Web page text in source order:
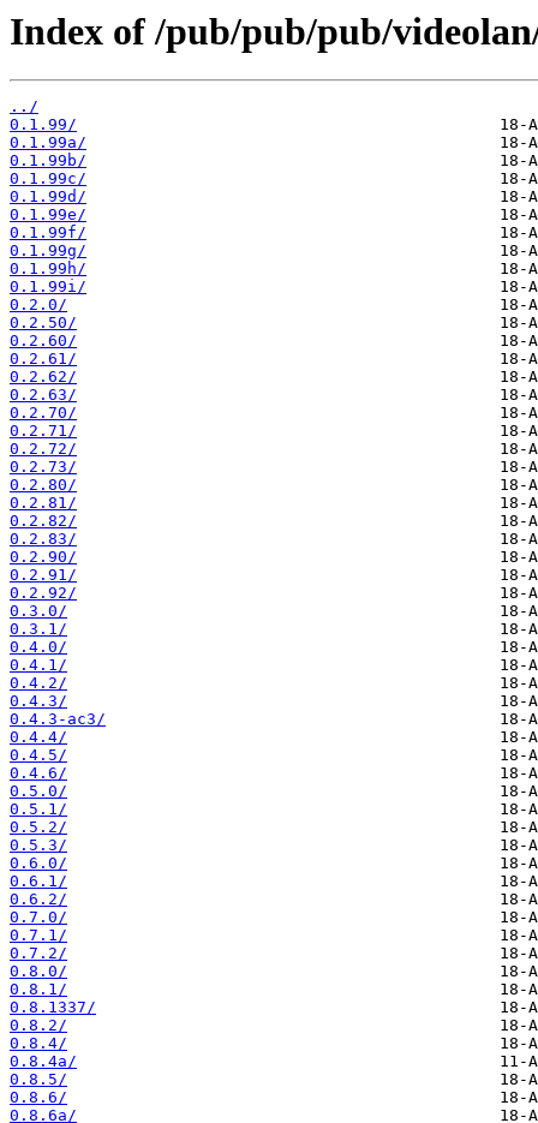
Index of /pub/pub/pub/
../
0.1.99/
0.1.99a/
0.1.99b/
0.1.99c/
0.1.99d/
0.1.99e/
0.1.99f/
0.1.99g/
0.1.99h/
0.1.99i/
0.2.0/
0.2.50/
0.2.60/
0.2.61/
0.2.62/
0.2.63/
0.2.70/
0.2.71/
0.2.72/
0.2.73/
0.2.80/
0.2.81/
0.2.82/
0.2.83/
0.2.90/
0.2.91/
0.2.92/
0.3.0/
0.3.1/
0.4.0/
0.4.1/
0.4.2/
0.4.3/
0.4.3-ac3/
0.4.4/
0.4.5/
0.4.6/
0.5.0/
0.5.1/
0.5.2/
0.5.3/
0.6.0/
0.6.1/
0.6.2/
0.7.0/
0.7.1/
0.7.2/
0.8.0/
0.8.1/
0.8.1337/
0.8.2/
0.8.4/
0.8.4a/
0.8.5/
0.8.6/
0.8.6a/